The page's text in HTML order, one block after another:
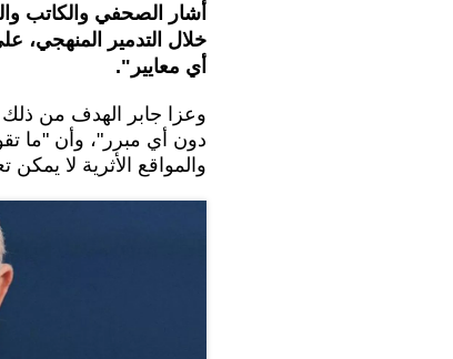
أشار الصحفي والكاتب
خلال التدمير المنهجي،
أي معايير".
وعزا جابر الهدف من ذلك
دون أي مبرر"، وأن "ما
والمواقع الأثرية لا